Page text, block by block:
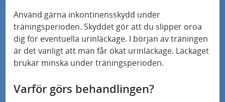
Använd gärna inkontinensskydd under
träningsperioden. Skyddet gör att du slipper oroa
dig för eventuella urinläckage. I början av träningen
är det vanligt att man får ökat urinläckage. Läckaget
brukar minska under träningsperioden.
Varför görs behandlingen?